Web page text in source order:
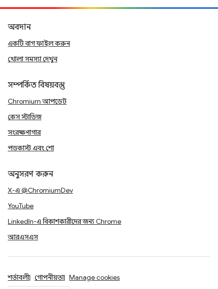
অবদান
একটি বাগ ফাইল করুন
খোলা সমস্যা দেখুন
সম্পর্কিত বিষয়বস্তু
Chromium আপডেট
কেস স্টাডিজ
সংরক্ষণাগার
পডকাস্ট এবং শো
অনুসরণ করুন
X-এ @ChromiumDev
YouTube
LinkedIn-এ বিকাশকারীদের জন্য Chrome
আরএসএস
শর্তাবলী গোপনীয়তা Manage cookies